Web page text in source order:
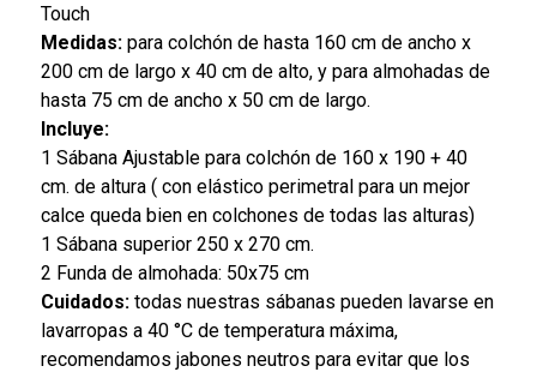
Touch
Medidas:para colchón de hasta 160 cm de ancho x
200 cm de largo x 40 cm de alto, y para almohadas de
hasta 75 cm de ancho x 50 cm de largo.
Incluye:
1 Sábana Ajustable para colchón de 160 x 190 + 40
cm. de altura ( con elástico perimetral para un mejor
calce queda bien en colchones de todas las alturas)
1 Sábana superior 250 x 270 cm.
2 Funda de almohada: 50x75 cm
Cuidados:todas nuestras sábanas pueden lavarse en
lavarropas a 40 °C de temperatura máxima,
recomendamos jabones neutros para evitar que los